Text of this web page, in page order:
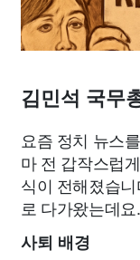
김민석 국무
요즘 정치 뉴스
마 전 갑작스럽
식이 전해졌습
로 다가왔는데
사퇴 배경